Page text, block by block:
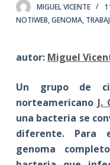
e
n
d
MIGUEL VICENTE
NOTIWEB,GENOMA,
autor: Miguel
Un grupo de
norteamericano J.
una bacteria se
diferente. Para
genoma